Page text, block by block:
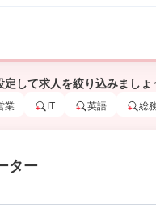
定して求人を絞り込みましょ
業 IT 英語 総
ター